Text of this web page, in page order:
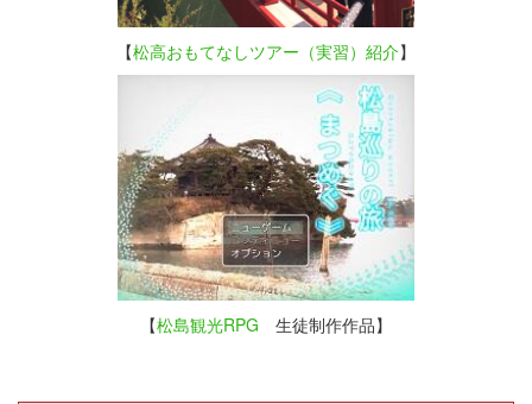
【松高おもてなしツアー（実習）紹介】
【松島観光RPG 生徒制作作品】